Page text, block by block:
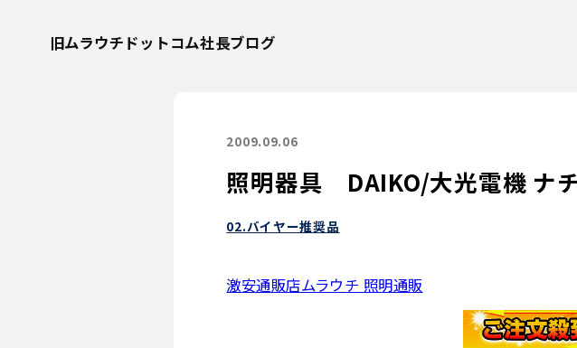
旧ムラウチドットコム社長ブログ
2009.09.06
照明器具 DAIKO/大光電機 ナ
02.バイヤー推奨品
激安通販店ムラウチ 照明通販